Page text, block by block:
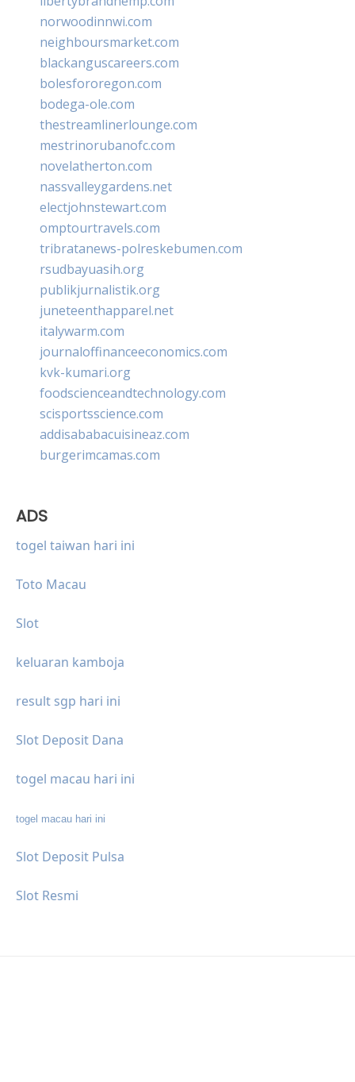
norwoodinnwi.com
neighboursmarket.com
blackanguscareers.com
bolesfororegon.com
bodega-ole.com
thestreamlinerlounge.com
mestrinorubanofc.com
novelatherton.com
nassvalleygardens.net
electjohnstewart.com
omptourtravels.com
tribratanews-polreskebumen.com
rsudbayuasih.org
publikjurnalistik.org
juneteenthapparel.net
italywarm.com
journaloffinanceeconomics.com
kvk-kumari.org
foodscienceandtechnology.com
scisportsscience.com
addisababacuisineaz.com
burgerimcamas.com
ADS
togel taiwan hari ini
Toto Macau
Slot
keluaran kamboja
result sgp hari ini
Slot Deposit Dana
togel macau hari ini
togel macau hari ini
Slot Deposit Pulsa
Slot Resmi